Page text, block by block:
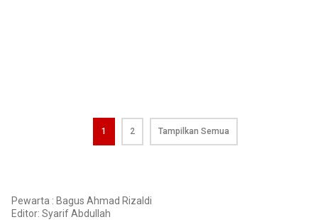
1 2 Tampilkan Semua
Pewarta : Bagus Ahmad Rizaldi
Editor: Syarif Abdullah